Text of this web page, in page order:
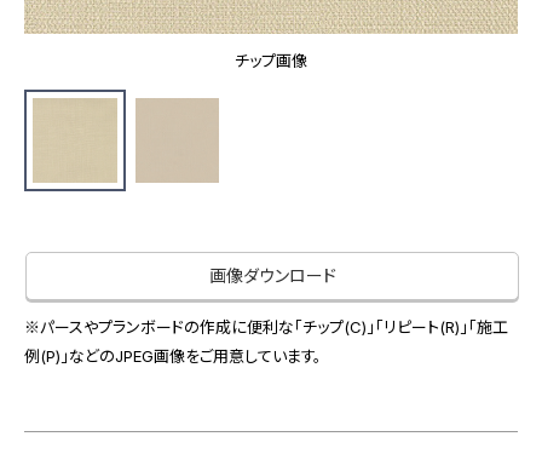
大阪ショールーム
お客様サポート トップ
画像ダウンロード
お役立ち資料
サンプル・カタログ請求／お問い合わせ（ビジネスのお客様）
スペースソリューション事業
オフィスソリューション事業
会社情報
チップ画像
画像ダウンロード
※パースやプランボードの作成に便利な「チップ(C)」「リピート(R)」「施工
例(P)」などのJPEG画像をご用意しています。